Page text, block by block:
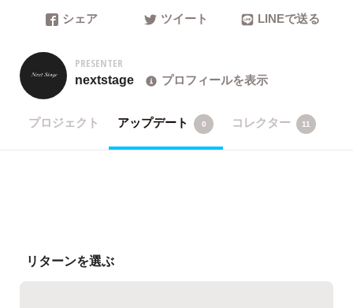
シェア ツイート LINEで送る
PRESENTER
nextstage プロフィールを表示
プロジェクト アップデート 0 コレクター 11
リターンを選ぶ